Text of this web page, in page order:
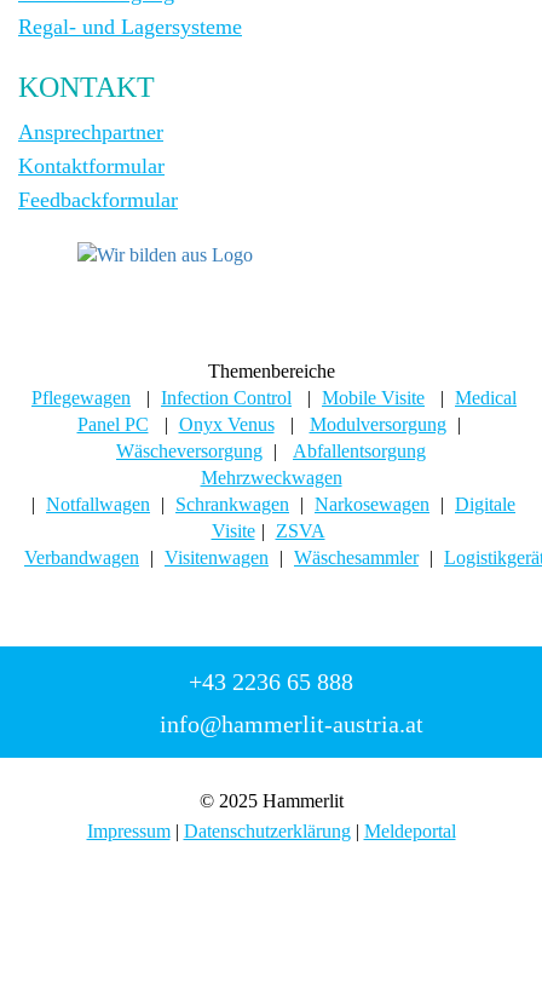
Regal- und Lagersysteme
KONTAKT
Ansprechpartner
Kontaktformular
Feedbackformular
Themenbereiche
Pflegewagen
Infection Control Mobile Visite
Medical
Panel PC
Onyx Venus Modulversorgung
Wäscheversorgung
Abfallentsorgung
Mehrzweckwagen
Notfallwagen Schrankwagen Narkosewagen
Digitale
Visite
ZSVA
Verbandwagen
Visitenwagen Wäschesammler
+43 2236 65 888
info@hammerlit-austria.at
© 2025 Hammerlit
Impressum| Datenschutzerklärung| Meldeportal